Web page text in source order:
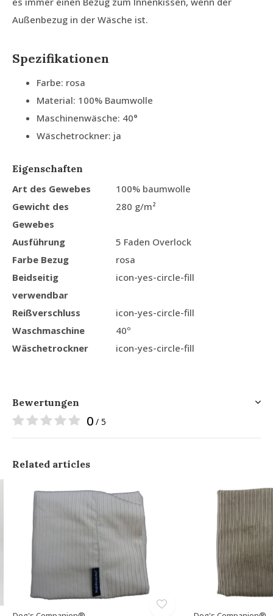
Außenbezug in der Wäsche ist.
Spezifikationen
Farbe: rosa
Material: 100% Baumwolle
Maschinenwäsche: 40°
Wäschetrockner: ja
Eigenschaften
Art des Gewebes
100% baumwolle
Gewicht des
Gewebes
280 g/m²
Ausführung
5 Faden Overlock
Farbe Bezug
rosa
Beidseitig
verwendbar
icon-yes-circle-fill
Reißverschluss
icon-yes-circle-fill
Waschmaschine
40º
Wäschetrockner
icon-yes-circle-fill
Bewertungen
0 / 5
Related articles